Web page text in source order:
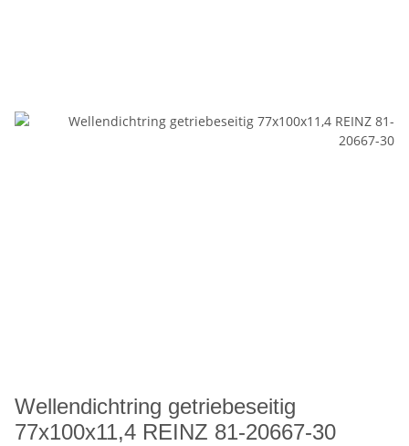
Wellendichtring getriebeseitig
77x100x11,4 REINZ 81-20667-30